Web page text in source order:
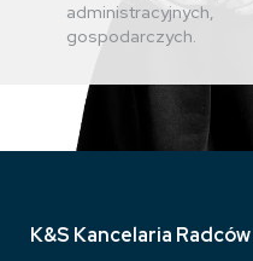
administracyjnych,
gospodarczych.
K&S Kancelaria